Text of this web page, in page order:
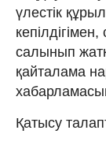
үлестік
салынып
қайталама
Қатысу